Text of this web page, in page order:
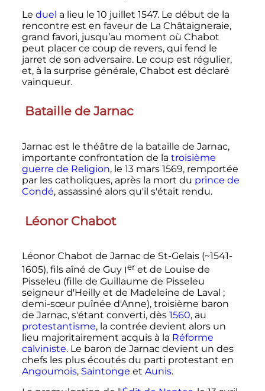
Le duel a lieu le 10 juillet 1547. Le début de la
rencontre est en faveur de La Châtaigneraie,
grand favori, jusqu’au moment où Chabot
peut placer ce coup de revers, qui fend le
jarret de son adversaire. Le coup est régulier,
et, à la surprise générale, Chabot est déclaré
vainqueur.
Bataille de Jarnac
Jarnac est le théâtre de la bataille de Jarnac,
importante confrontation de la troisième
guerre de Religion, le 13 mars 1569, remportée
par les catholiques, après la mort du prince de
Condé, assassiné alors qu'il s'était rendu.
Léonor Chabot
Léonor Chabot de Jarnac de St-Gelais (~1541-
1605), fils aîné de Guy Ieret de Louise de
Pisseleu (fille de Guillaume de Pisseleu
seigneur d'Heilly et de Madeleine de Laval ;
demi-sœur puînée d'Anne), troisième baron
de Jarnac, s'étant converti, dès 1560, au
protestantisme, la contrée devient alors un
lieu majoritairement acquis à la Réforme
calviniste. Le baron de Jarnac devient un des
chefs les plus écoutés du parti protestant en
Angoumois, Saintonge et Aunis.